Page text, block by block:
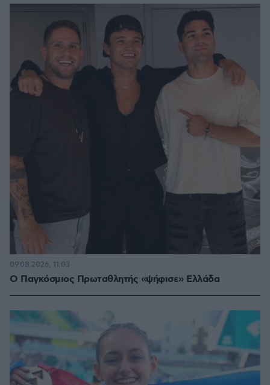
Ο Παγκόσμιος Πρωταθλητής «ψήφισε» Ελλάδα
09.08.2026, 11:03